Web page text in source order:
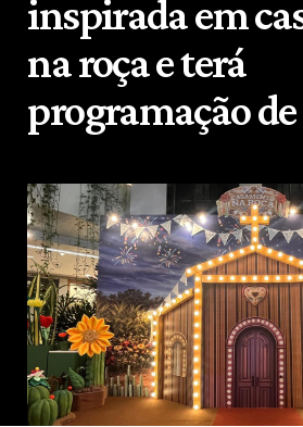
inspirada em
na roça e terá
programação